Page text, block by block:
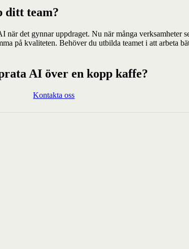
ditt team?
det gynnar uppdraget. Nu när många verksamheter
på kvaliteten. Behöver du utbilda teamet i att arbeta
AI över en kopp kaffe?
Kontakta oss